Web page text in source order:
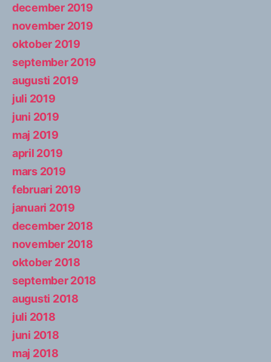
december 2019
november 2019
oktober 2019
september 2019
augusti 2019
juli 2019
juni 2019
maj 2019
april 2019
mars 2019
februari 2019
januari 2019
december 2018
november 2018
oktober 2018
september 2018
augusti 2018
juli 2018
juni 2018
maj 2018